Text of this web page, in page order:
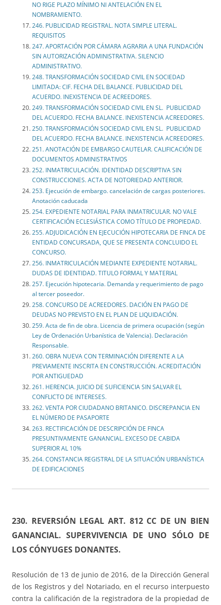
NO RIGE PLAZO MÍNIMO NI ANTELACIÓN EN EL
NOMBRAMIENTO.
246. PUBLICIDAD REGISTRAL. NOTA SIMPLE LITERAL.
REQUISITOS
247. APORTACIÓN POR CÁMARA AGRARIA A UNA FUNDACIÓN
SIN AUTORIZACIÓN ADMINISTRATIVA. SILENCIO
ADMINISTRATIVO.
248. TRANSFORMACIÓN SOCIEDAD CIVIL EN SOCIEDAD
LIMITADA: CIF. FECHA DEL BALANCE. PUBLICIDAD DEL
ACUERDO. INEXISTENCIA DE ACREEDORES.
249. TRANSFORMACIÓN SOCIEDAD CIVIL EN SL. PUBLICIDAD
DEL ACUERDO. FECHA BALANCE. INEXISTENCIA ACREEDORES.
250. TRANSFORMACIÓN SOCIEDAD CIVIL EN SL. PUBLICIDAD
DEL ACUERDO. FECHA BALANCE. INEXISTENCIA ACREEDORES.
251. ANOTACIÓN DE EMBARGO CAUTELAR. CALIFICACIÓN DE
DOCUMENTOS ADMINISTRATIVOS
252. INMATRICULACIÓN. IDENTIDAD DESCRIPTIVA SIN
CONSTRUCCIONES. ACTA DE NOTORIEDAD ANTERIOR.
253. Ejecución de embargo. cancelación de cargas posteriores.
Anotación caducada
254. EXPEDIENTE NOTARIAL PARA INMATRICULAR. NO VALE
CERTIFICACIÓN ECLESIÁSTICA COMO TÍTULO DE PROPIEDAD.
255. ADJUDICACIÓN EN EJECUCIÓN HIPOTECARIA DE FINCA DE
ENTIDAD CONCURSADA, QUE SE PRESENTA CONCLUIDO EL
CONCURSO.
256. INMATRICULACIÓN MEDIANTE EXPEDIENTE NOTARIAL.
DUDAS DE IDENTIDAD. TITULO FORMAL Y MATERIAL
257. Ejecución hipotecaria. Demanda y requerimiento de pago
al tercer poseedor.
258. CONCURSO DE ACREEDORES. DACIÓN EN PAGO DE
DEUDAS NO PREVISTO EN EL PLAN DE LIQUIDACIÓN.
259. Acta de fin de obra. Licencia de primera ocupación (según
Ley de Ordenación Urbanística de Valencia). Declaración
Responsable.
260. OBRA NUEVA CON TERMINACIÓN DIFERENTE A LA
PREVIAMENTE INSCRITA EN CONSTRUCCIÓN. ACREDITACIÓN
POR ANTIGUEDAD
261. HERENCIA. JUICIO DE SUFICIENCIA SIN SALVAR EL
CONFLICTO DE INTERESES.
262. VENTA POR CIUDADANO BRITANICO. DISCREPANCIA EN
EL NÚMERO DE PASAPORTE
263. RECTIFICACIÓN DE DESCRIPCIÓN DE FINCA
PRESUNTIVAMENTE GANANCIAL. EXCESO DE CABIDA
SUPERIOR AL 10%
264. CONSTANCIA REGISTRAL DE LA SITUACIÓN URBANÍSTICA
DE EDIFICACIONES
230. REVERSIÓN LEGAL ART. 812 CC DE UN BIEN
GANANCIAL. SUPERVIVENCIA DE UNO SÓLO DE
LOS CÓNYUGES DONANTES.
Resolución de 13 de junio de 2016, de la Dirección General
de los Registros y del Notariado, en el recurso interpuesto
contra la calificación de la registradora de la propiedad de